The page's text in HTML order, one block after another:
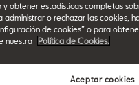
y obtener estadísticas completas
administrar o rechazar las cookies,
de cookies” o para
nuestra
Política de Cookies.
Aceptar cookies